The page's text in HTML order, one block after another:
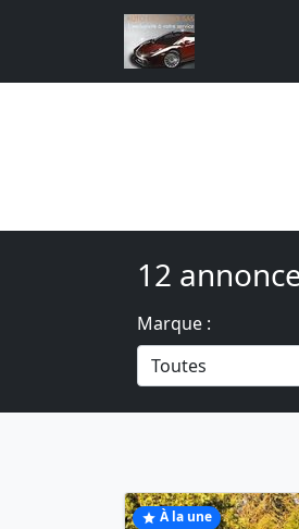
12
Marque :
star À la une